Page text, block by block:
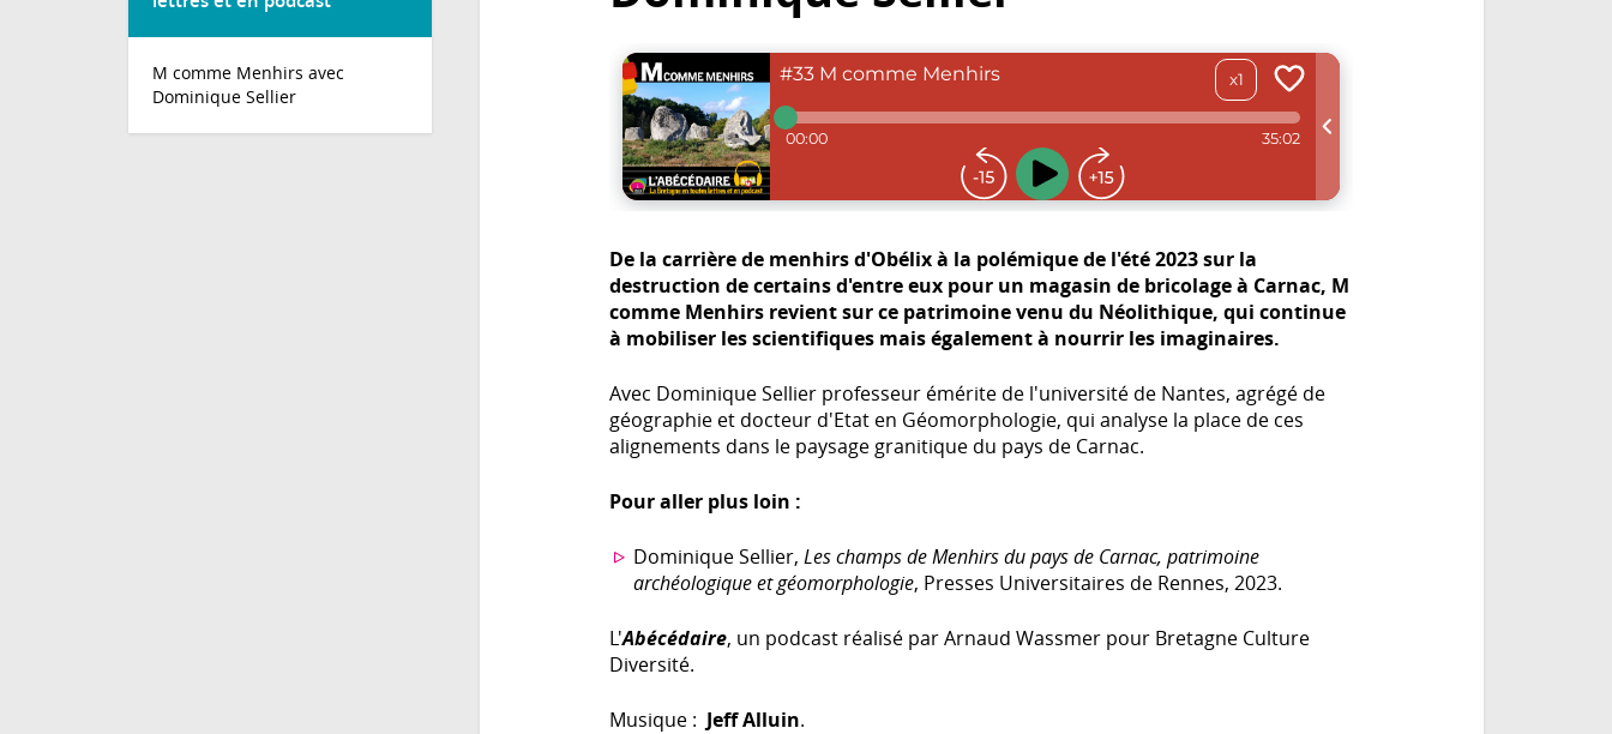
M comme Menhirs avec
Dominique Sellier
De la carrière de menhirs d'Obélix à la polémique de l'été 2023 sur la
destruction de certains d'entre eux pour un magasin de bricolage à Carnac, M
comme Menhirs revient sur ce patrimoine venu du Néolithique, qui continue
à mobiliser les scientifiques mais également à nourrir les imaginaires.
Avec Dominique Sellier professeur émérite de l'université de Nantes, agrégé de
géographie et docteur d'Etat en Géomorphologie, qui analyse la place de ces
alignements dans le paysage granitique du pays de Carnac.
Pour aller plus loin :
Dominique Sellier,Les champs de Menhirs du pays de Carnac, patrimoine
archéologique et géomorphologie, Presses Universitaires de Rennes, 2023.
L'Abécédaire, un podcast réalisé par Arnaud Wassmer pour Bretagne Culture
Diversité.
Musique : Jeff Alluin.